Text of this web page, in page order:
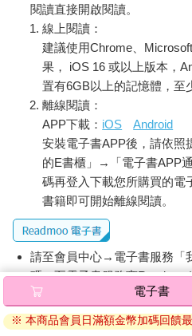
閱讀直接開啟閱讀。
線上閱讀：
建議使用Chrome、
果， iOS 16 或以上版本，
置有6GB以上的記憶體，至
離線閱讀：
APP下載： iOS
Android
安裝電子書APP後，請依
的E書櫃」→「電子書APP
碼再登入下載您所購買的電
書籍即可開始離線閱讀。
請至會員中心→電子書服務「
碼』至電子書服務商
退換貨須知：
因版權保護，您在金石堂所購
電子書
※ 本商品會員日滿額金幣加碼回饋